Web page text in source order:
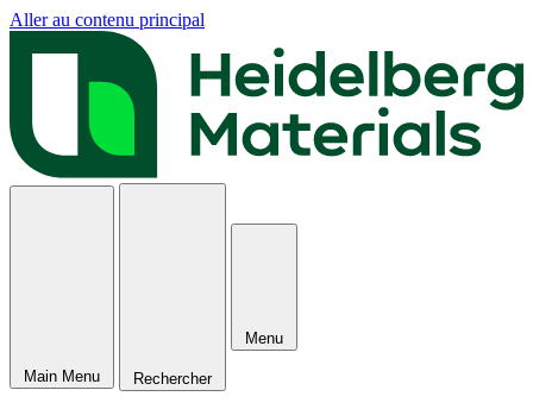
Aller au contenu principal
Main Menu Rechercher
Menu